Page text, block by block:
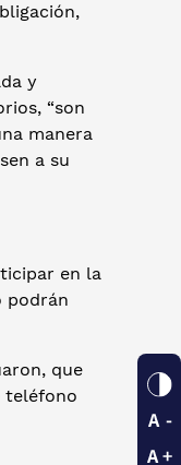
y
“son
manera
a su
en la
podrán
que
teléfono